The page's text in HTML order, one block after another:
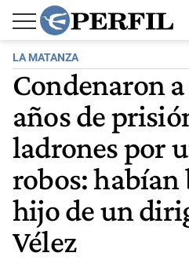
LA MATANZA
Condenaron
años de
ladrones por
robos: habían
hijo de un
Vélez